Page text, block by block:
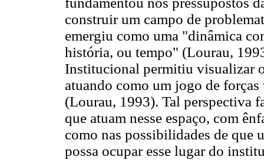
construir um campo de
emergiu como uma "dinâmica
história, ou tempo" (Lourau,
Institucional permitiu visualizar
atuando como um jogo de
(Lourau, 1993). Tal perspectiva
que atuam nesse espaço, com
como nas possibilidades de que
possa ocupar esse lugar do